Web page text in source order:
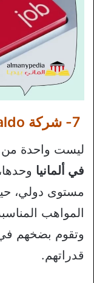
7- شركة Emeraldo
ليست واحدة
في ألمانيا
مستوى دولي،
المواهب
وتقوم بضخهم
قدراتهم.